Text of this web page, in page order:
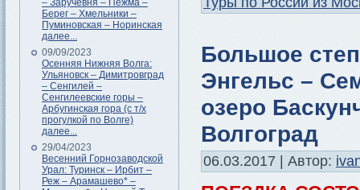
– Заручевня – Пежма –
Берег – Хмельники –
Пуминовская – Норинская
далее...
09/09/2023
Осенняя Нижняя Волга:
Ульяновск – Димитровград
– Сенгилей –
Сенгилеевские горы –
Арбугинская гора (с т/х
прогулкой по Волге)
далее...
29/04/2023
Весенний Горнозаводской
Урал: Туринск – Ирбит –
Реж – Арамашево* –
Большое
Энгельс –
озеро
Волгоград
06.03.2017 | Автор: